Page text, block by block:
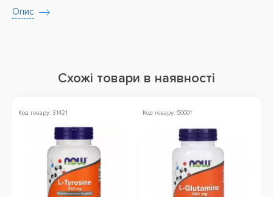
Опис
Схожі товари в наявності
Код товару: 31421 Код товару: 50001